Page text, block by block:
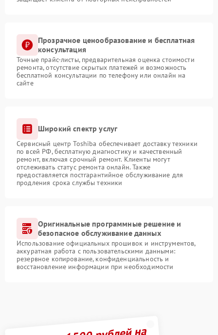
Прозрачное ценообразование и бесплатная
консультация
Точные прайс-листы, предварительная оценка стоимости
ремонта, отсутствие скрытых платежей и возможность
бесплатной консультации по телефону или онлайн на
сайте
Широкий спектр услуг
Сервисный центр Toshiba обеспечивает доставку техники
по всей РФ, бесплатную диагностику и качественный
ремонт, включая срочный ремонт. Клиенты могут
отслеживать статус ремонта онлайн. Также
предоставляется постгарантийное обслуживание для
продления срока службы техники
Оригинальные программные решение и
безопасное обслуживание данных
Использование официальных прошивок и инструментов,
аккуратная работа с пользовательскими данными:
резервное копирование, конфиденциальность и
восстановление информации при необходимости